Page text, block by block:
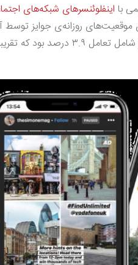
با اینفلوئنسرهای شبکه‌های
روزانه‌ی جوایز توسط
بود، نرخ کلیک این بخش از